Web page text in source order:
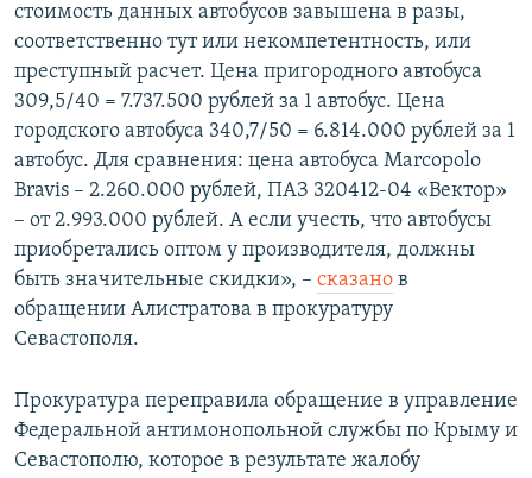
стоимость данных автобусов завышена в разы,
соответственно тут или некомпетентность, или
преступный расчет. Цена пригородного автобуса
309,5/40 = 7.737.500 рублей за 1 автобус. Цена
городского автобуса 340,7/50 = 6.814.000 рублей за 1
автобус. Для сравнения: цена автобуса Marcopolo
Bravis – 2.260.000 рублей, ПАЗ 320412-04 «Вектор»
– от 2.993.000 рублей. А если учесть, что автобусы
приобретались оптом у производителя, должны
быть значительные скидки», – сказано в
обращении Алистратова в прокуратуру
Севастополя.
Прокуратура переправила обращение в управление
Федеральной антимонопольной службы по Крыму и
Севастополю, которое в результате жалобу